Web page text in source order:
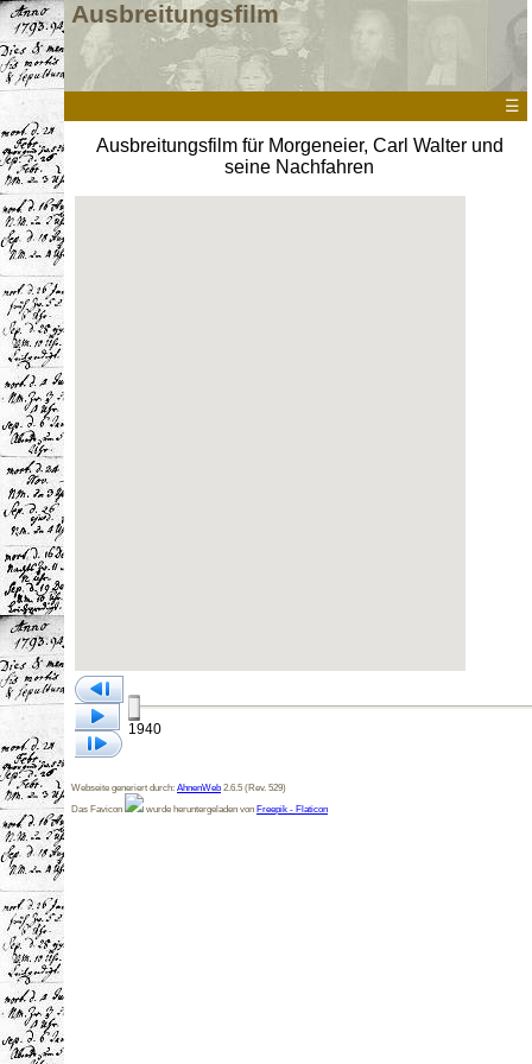
Ausbreitungsfilm
☰
Ausbreitungsfilm für Morgeneier, Carl Walter und
seine Nachfahren
1940
Webseite generiert durch: AhnenWeb 2.6.5 (Rev. 529)
Das Favicon
wurde heruntergeladen von Freepik - Flaticon